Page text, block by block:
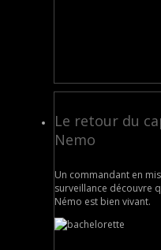
Le retour du
Nemo
Un commandant en
surveillance découvre
Némo est bien vivant.